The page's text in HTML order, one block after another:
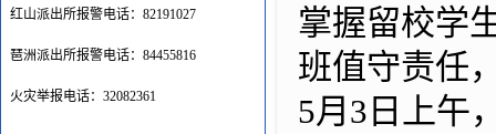
红山派出所报警电话：82191027
琶洲派出所报警电话：84455816
火灾举报电话：32082361
掌握留校学
班值守责任
5月3日上午